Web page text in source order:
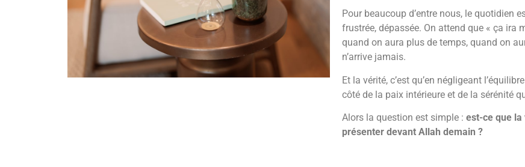
Pour beaucoup d’entre nous, le quotidien
frustrée, dépassée. On attend que « ça
quand on aura plus de temps, quand on
n’arrive jamais.
Et la vérité, c’est qu’en négligeant
côté de la paix intérieure et de la sérénité
Alors la question est simple : est-ce que la
présenter devant Allah demain ?